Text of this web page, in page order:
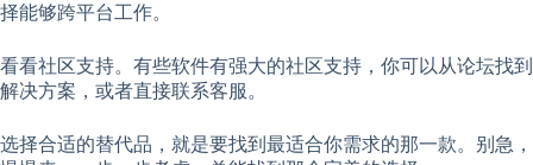
择能够跨平台工作。
看看社区支持。有些软件有强大的社区支持，你可以从论坛找到
解决方案，或者直接联系客服。
选择合适的替代品，就是要找到最适合你需求的那一款。别急，